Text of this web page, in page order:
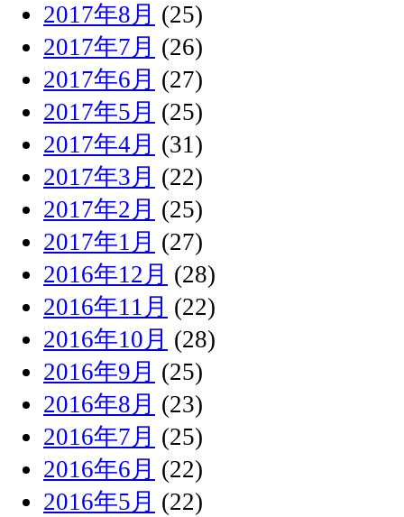
2017年8月 (25)
2017年7月 (26)
2017年6月 (27)
2017年5月 (25)
2017年4月 (31)
2017年3月 (22)
2017年2月 (25)
2017年1月 (27)
2016年12月 (28)
2016年11月 (22)
2016年10月 (28)
2016年9月 (25)
2016年8月 (23)
2016年7月 (25)
2016年6月 (22)
2016年5月 (22)